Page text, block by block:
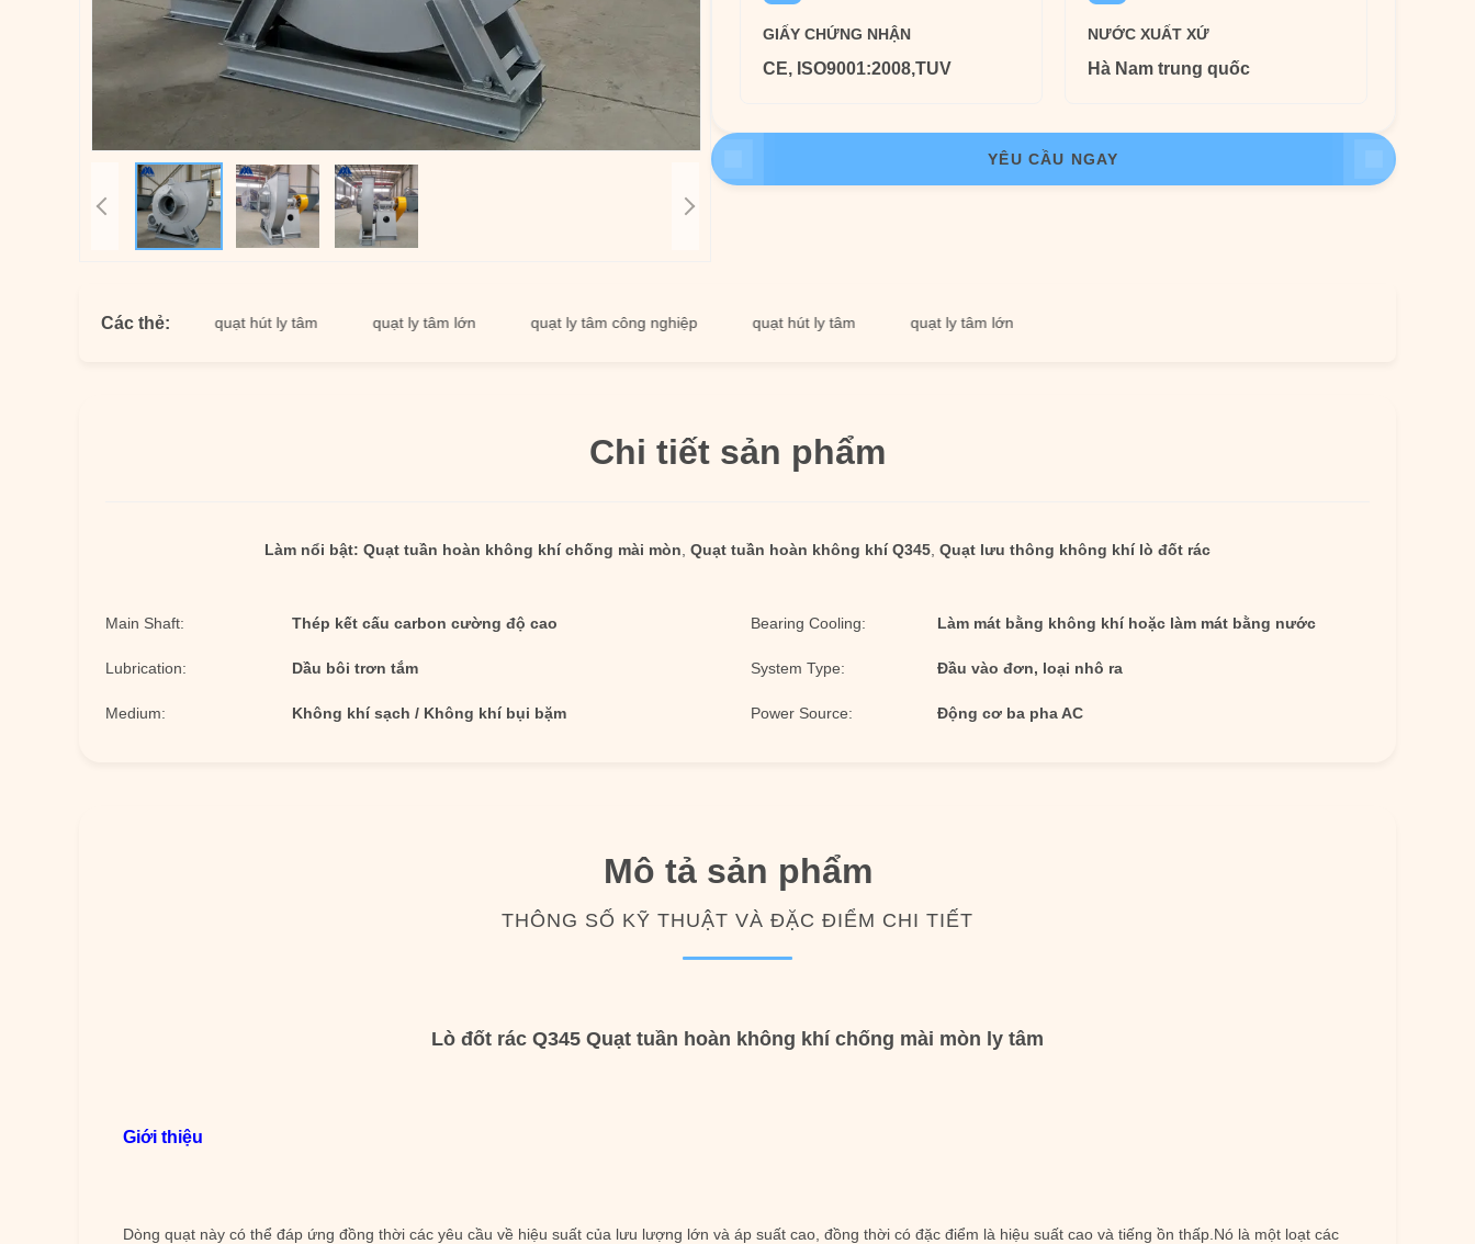
GIẤY CHỨNG NHẬN
CE, ISO9001:2008,TUV
NƯỚC XUẤT XỨ
Hà Nam trung quốc
YÊU CẦU NGAY
Các thẻ:
công nghiệp quạt hút ly tâm quạt ly tâm lớn quạt ly tâm công nghiệp quạt hút ly tâm quạt ly tâm lớn
Chi tiết sản phẩm
Làm nổi bật: Quạt tuần hoàn không khí chống mài mòn Quạt tuần hoàn không khí Q345 Quạt lưu thông không khí lò đốt rác
Main Shaft: Thép kết cấu carbon cường độ cao Bearing Cooling: Làm mát bằng không khí hoặc làm mát bằng nước
Lubrication: Dầu bôi trơn tắm System Type: Đầu vào đơn, loại nhô ra
Medium: Không khí sạch / Không khí bụi bặm Power Source: Động cơ ba pha AC
Mô tả sản phẩm
THÔNG SỐ KỸ THUẬT VÀ ĐẶC ĐIỂM CHI TIẾT
Lò đốt rác Q345 Quạt tuần hoàn không khí chống mài mòn ly tâm
Giới thiệu
Dòng quạt này có thể đáp ứng đồng thời các yêu cầu về hiệu suất của lưu lượng lớn và áp suất cao, đồng thời có đặc điểm là hiệu suất cao và tiếng ồn thấp.Nó là một loạt các